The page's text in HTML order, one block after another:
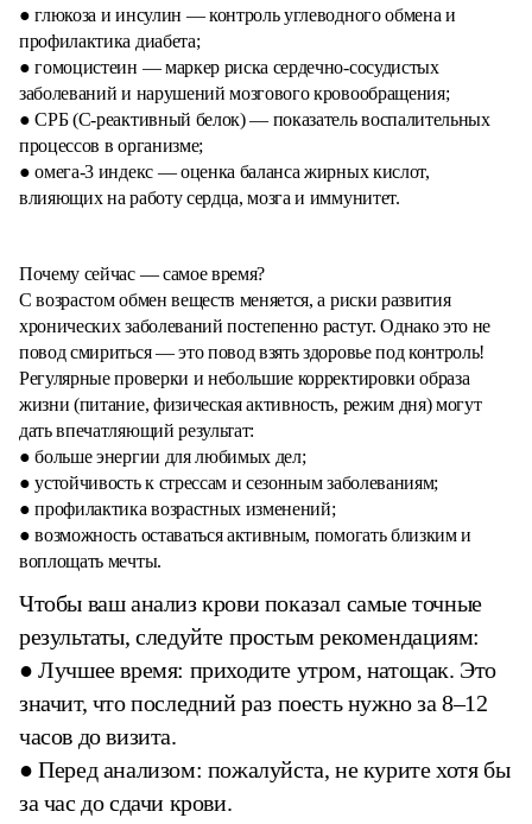
● глюкоза и инсулин — контроль углеводного обмена и
профилактика диабета;
● гомоцистеин — маркер риска сердечно-сосудистых
заболеваний и нарушений мозгового кровообращения;
● СРБ (С-реактивный белок) — показатель воспалительных
процессов в организме;
● омега-3 индекс — оценка баланса жирных кислот,
влияющих на работу сердца, мозга и иммунитет.
Почему сейчас — самое время?
С возрастом обмен веществ меняется, а риски развития
хронических заболеваний постепенно растут. Однако это не
повод смириться — это повод взять здоровье под контроль!
Регулярные проверки и небольшие корректировки образа
жизни (питание, физическая активность, режим дня) могут
дать впечатляющий результат:
● больше энергии для любимых дел;
● устойчивость к стрессам и сезонным заболеваниям;
● профилактика возрастных изменений;
● возможность оставаться активным, помогать близким и
воплощать мечты.
Чтобы ваш анализ крови показал самые точные
результаты, следуйте простым рекомендациям:
● Лучшее время: приходите утром, натощак. Это
значит, что последний раз поесть нужно за 8–12
часов до визита.
● Перед анализом: пожалуйста, не курите хотя бы
за час до сдачи крови.